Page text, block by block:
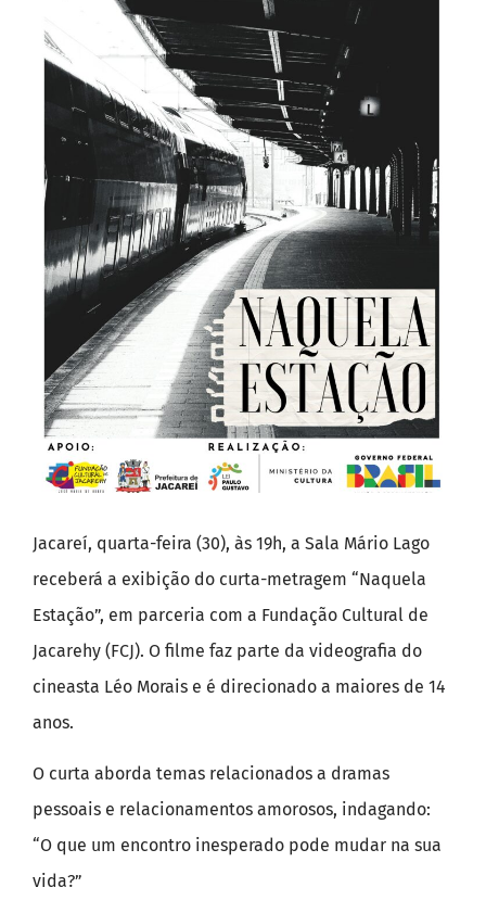
Jacareí, quarta-feira (30), às 19h, a Sala Mário Lago
receberá a exibição do curta-metragem “Naquela
Estação”, em parceria com a Fundação Cultural de
Jacarehy (FCJ). O filme faz parte da videografia do
cineasta Léo Morais e é direcionado a maiores de 14
anos.
O curta aborda temas relacionados a dramas
pessoais e relacionamentos amorosos, indagando:
“O que um encontro inesperado pode mudar na sua
vida?”